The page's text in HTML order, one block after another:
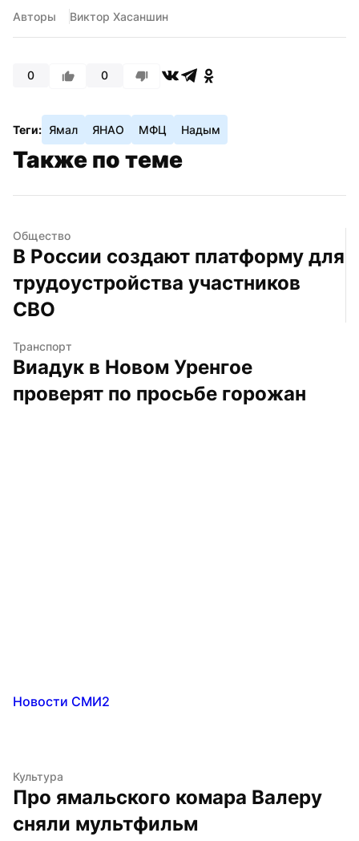
Авторы Виктор Хасаншин
0 0
Теги: Ямал ЯНАО МФЦ Надым
Также по теме
Общество
В России создают платформу для
трудоустройства участников
СВО
Транспорт
Виадук в Новом Уренгое
проверят по просьбе горожан
Новости СМИ2
Культура
Про ямальского комара Валеру
сняли мультфильм